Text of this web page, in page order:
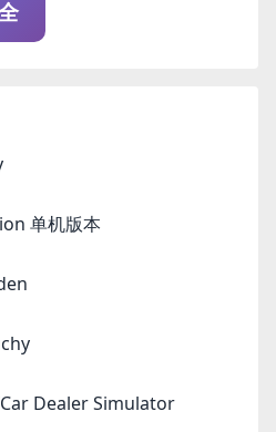
双影奇境/Split Fiction 单机版本
Dealer Simulator